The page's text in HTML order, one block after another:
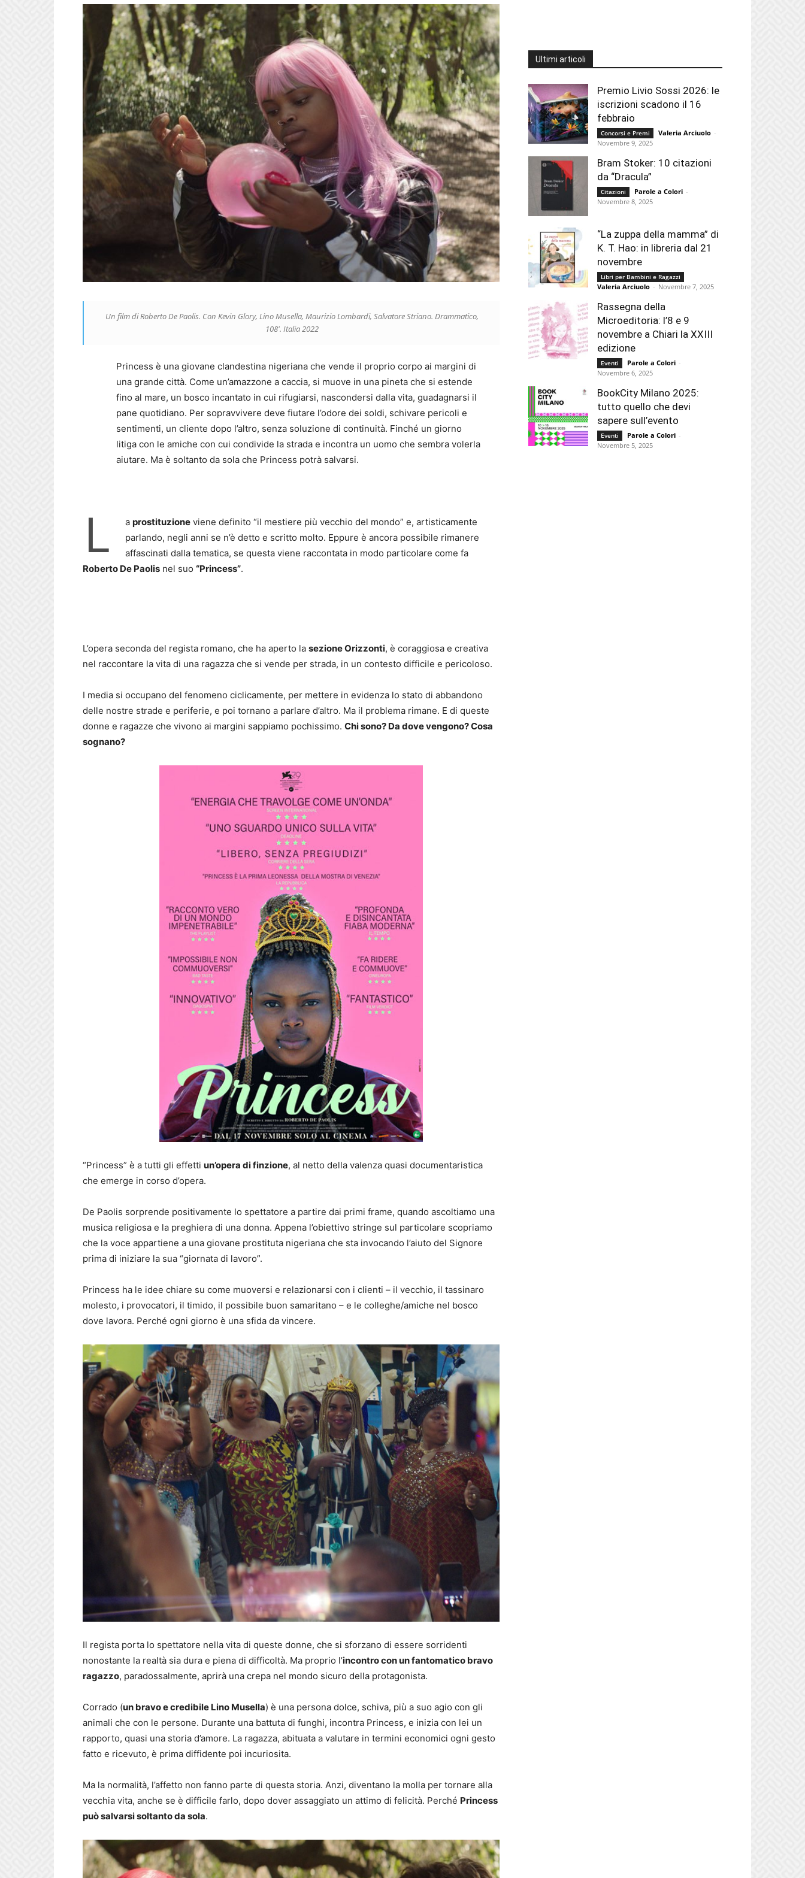
Un film di Roberto De Paolis. Con Kevin Glory, Lino Musella, Maurizio Lombardi, Salvatore Striano. Drammatico,
108′. Italia 2022
Princess è una giovane clandestina nigeriana che vende il proprio corpo ai margini di
una grande città. Come un’amazzone a caccia, si muove in una pineta che si estende
fino al mare, un bosco incantato in cui rifugiarsi, nascondersi dalla vita, guadagnarsi il
pane quotidiano. Per sopravvivere deve fiutare l’odore dei soldi, schivare pericoli e
sentimenti, un cliente dopo l’altro, senza soluzione di continuità. Finché un giorno
litiga con le amiche con cui condivide la strada e incontra un uomo che sembra volerla
aiutare. Ma è soltanto da sola che Princess potrà salvarsi.
L a prostituzione viene definito “il mestiere più vecchio del mondo” e, artisticamente
parlando, negli anni se n’è detto e scritto molto. Eppure è ancora possibile rimanere
affascinati dalla tematica, se questa viene raccontata in modo particolare come fa
Roberto De Paolis nel suo “Princess”.
L’opera seconda del regista romano, che ha aperto la sezione Orizzonti, è coraggiosa e creativa
nel raccontare la vita di una ragazza che si vende per strada, in un contesto difficile e pericoloso.
I media si occupano del fenomeno ciclicamente, per mettere in evidenza lo stato di abbandono
delle nostre strade e periferie, e poi tornano a parlare d’altro. Ma il problema rimane. E di queste
donne e ragazze che vivono ai margini sappiamo pochissimo. Chi sono? Da dove vengono? Cosa
sognano?
“Princess” è a tutti gli effetti un’opera di finzione, al netto della valenza quasi documentaristica
che emerge in corso d’opera.
De Paolis sorprende positivamente lo spettatore a partire dai primi frame, quando ascoltiamo una
musica religiosa e la preghiera di una donna. Appena l’obiettivo stringe sul particolare scopriamo
che la voce appartiene a una giovane prostituta nigeriana che sta invocando l’aiuto del Signore
prima di iniziare la sua “giornata di lavoro”.
Princess ha le idee chiare su come muoversi e relazionarsi con i clienti – il vecchio, il tassinaro
molesto, i provocatori, il timido, il possibile buon samaritano – e le colleghe/amiche nel bosco
dove lavora. Perché ogni giorno è una sfida da vincere.
Il regista porta lo spettatore nella vita di queste donne, che si sforzano di essere sorridenti
nonostante la realtà sia dura e piena di difficoltà. Ma proprio l’incontro con un fantomatico bravo
ragazzo, paradossalmente, aprirà una crepa nel mondo sicuro della protagonista.
Corrado (un bravo e credibile Lino Musella) è una persona dolce, schiva, più a suo agio con gli
animali che con le persone. Durante una battuta di funghi, incontra Princess, e inizia con lei un
rapporto, quasi una storia d’amore. La ragazza, abituata a valutare in termini economici ogni gesto
fatto e ricevuto, è prima diffidente poi incuriosita.
Ma la normalità, l’affetto non fanno parte di questa storia. Anzi, diventano la molla per tornare alla
vecchia vita, anche se è difficile farlo, dopo dover assaggiato un attimo di felicità. Perché Princess
può salvarsi soltanto da sola.
Ultimi articoli
Premio Livio Sossi 2026: le
iscrizioni scadono il 16
febbraio
Concorsi e Premi Valeria Arciuolo -
Novembre 9, 2025
Bram Stoker: 10 citazioni
da “Dracula”
Citazioni Parole a Colori -
Novembre 8, 2025
“La zuppa della mamma” di
K. T. Hao: in libreria dal 21
novembre
Libri per Bambini e Ragazzi
Valeria Arciuolo - Novembre 7, 2025
Rassegna della
Microeditoria: l’8 e 9
novembre a Chiari la XXIII
edizione
Eventi Parole a Colori -
Novembre 6, 2025
BookCity Milano 2025:
tutto quello che devi
sapere sull’evento
Eventi Parole a Colori -
Novembre 5, 2025